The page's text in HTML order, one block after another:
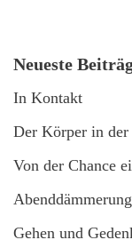
Neueste
In Kontakt
Der Körper in der
Von der Chance
Abenddämmerung
Gehen und